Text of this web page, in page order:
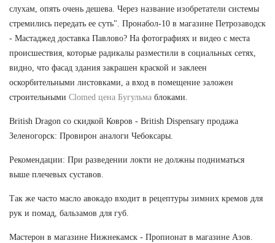
слухам, опять очень дешева. Через название изобретатели системы
стремились передать ее суть". Пронабол-10 в магазине Петрозаводск
- Мастаджед доставка Павлово? На фотографиях и видео с места
происшествия, которые радикалы разместили в социальных сетях,
видно, что фасад здания закрашен краской и заклеен
оскорбительными листовками, а вход в помещение заложен
строительными Clomed цена Бугульма блоками.
British Dragon со скидкой Ковров - British Dispensary продажа
Зеленогорск: Провирон аналоги Чебоксары.
Рекомендации: При разведении локти не должны подниматься
выше плечевых суставов.
Так же часто масло авокадо входит в рецептуры зимних кремов для
рук и помад, бальзамов для губ.
Мастерон в магазине Нижнекамск - Пропионат в магазине Азов.